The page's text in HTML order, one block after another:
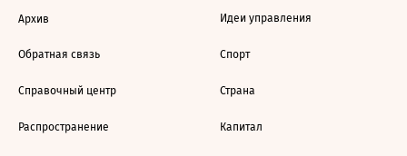
Архив
Обратная связь
Справочный центр
Распространение
Идеи управления
Спорт
Страна
Капитал